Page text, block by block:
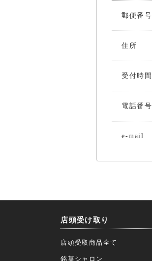
郵便番号
住所
受付時間
電話番号
e-mail
店頭受け取り
店頭受取商品全て
銘菓シャロン